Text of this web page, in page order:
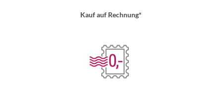
Kauf auf Rechnung*